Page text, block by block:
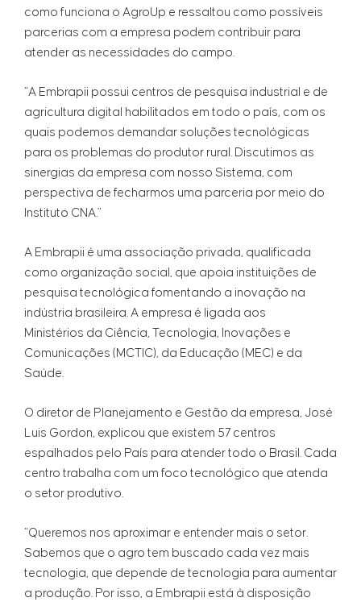
como funciona o AgroUp e ressaltou como possíveis
parcerias com a empresa podem contribuir para
atender as necessidades do campo.
“A Embrapii possui centros de pesquisa industrial e de
agricultura digital habilitados em todo o país, com os
quais podemos demandar soluções tecnológicas
para os problemas do produtor rural. Discutimos as
sinergias da empresa com nosso Sistema, com
perspectiva de fecharmos uma parceria por meio do
Instituto CNA.”
A Embrapii é uma associação privada, qualificada
como organização social, que apoia instituições de
pesquisa tecnológica fomentando a inovação na
indústria brasileira. A empresa é ligada aos
Ministérios da Ciência, Tecnologia, Inovações e
Comunicações (MCTIC), da Educação (MEC) e da
Saúde.
O diretor de Planejamento e Gestão da empresa, José
Luis Gordon, explicou que existem 57 centros
espalhados pelo País para atender todo o Brasil. Cada
centro trabalha com um foco tecnológico que atenda
o setor produtivo.
“Queremos nos aproximar e entender mais o setor.
Sabemos que o agro tem buscado cada vez mais
tecnologia, que depende de tecnologia para aumentar
a produção. Por isso, a Embrapii está à disposição